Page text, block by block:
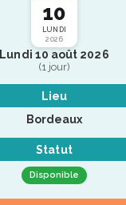
10
LUNDI
2026
Lundi 10 août 2026
(1 jour)
Lieu
Bordeaux
Statut
Disponible